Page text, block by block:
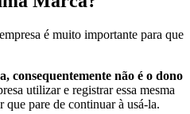
é muito importante para que
consequentemente não é o dono
utilizar e registrar essa mesma
que pare de continuar à usá-la.